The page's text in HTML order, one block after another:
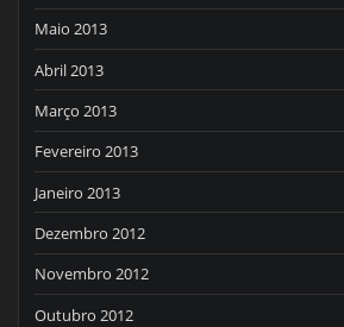
Maio 2013
Abril 2013
Março 2013
Fevereiro 2013
Janeiro 2013
Dezembro 2012
Novembro 2012
Outubro 2012